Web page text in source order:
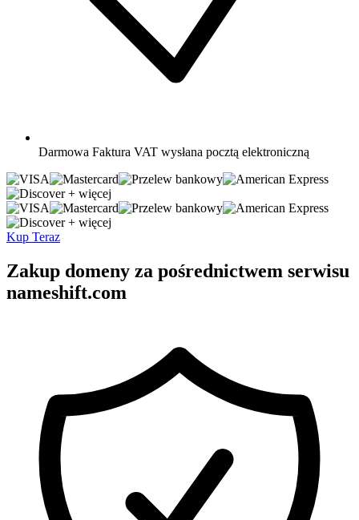
Darmowa Faktura VAT wysłana pocztą elektroniczną
+ więcej
+ więcej
Kup Teraz
Zakup domeny za pośrednictwem serwisu
nameshift.com